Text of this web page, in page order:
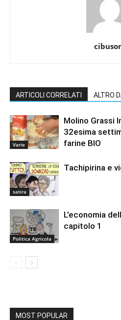
ARTICOLI CORRELATI ALTRO
Varie
Molino Grassi
32esima
farine BIO
satira
Tachipirina e
Politica Agricola
L’economia
capitolo 1
MOST POPULAR